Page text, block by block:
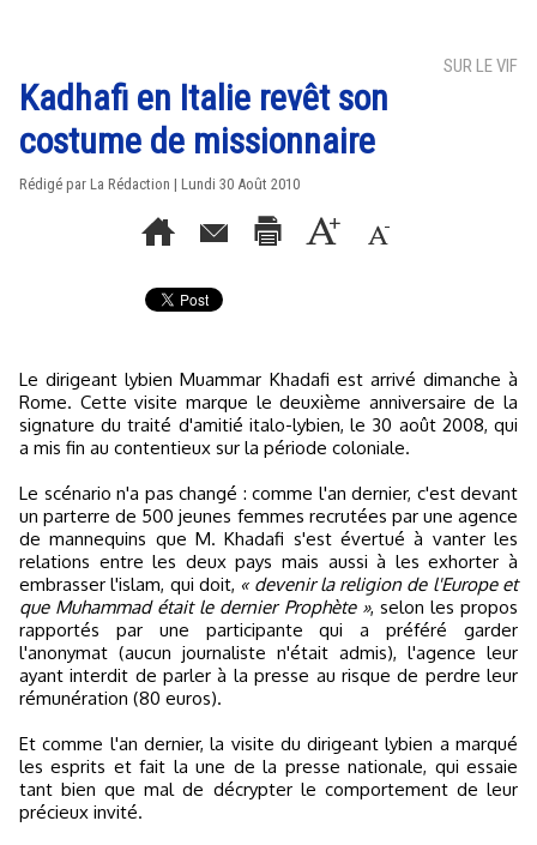
SUR LE VIF
Kadhafi en Italie revêt son
costume de missionnaire
Rédigé par La Rédaction | Lundi 30 Août 2010
Le dirigeant lybien Muammar Khadafi est arrivé dimanche à
Rome. Cette visite marque le deuxième anniversaire de la
signature du traité d'amitié italo-lybien, le 30 août 2008, qui
a mis fin au contentieux sur la période coloniale.
Le scénario n'a pas changé : comme l'an dernier, c'est devant
un parterre de 500 jeunes femmes recrutées par une agence
de mannequins que M. Khadafi s'est évertué à vanter les
relations entre les deux pays mais aussi à les exhorter à
embrasser l'islam, qui doit, « devenir la religion de l'Europe et
que Muhammad était le dernier Prophète », selon les propos
rapportés par une participante qui a préféré garder
l'anonymat (aucun journaliste n'était admis), l'agence leur
ayant interdit de parler à la presse au risque de perdre leur
rémunération (80 euros).
Et comme l'an dernier, la visite du dirigeant lybien a marqué
les esprits et fait la une de la presse nationale, qui essaie
tant bien que mal de décrypter le comportement de leur
précieux invité.